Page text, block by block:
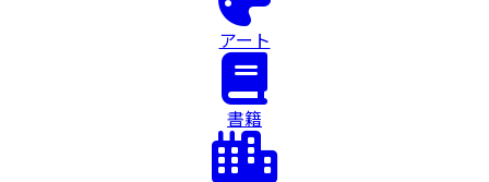
アート
書籍